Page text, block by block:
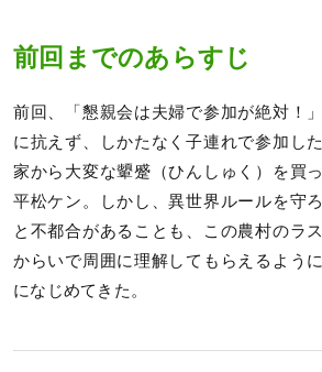
前回までのあらすじ
前回、「懇親会は夫婦で参加が絶対！
に抗えず、しかたなく子連れで参加し
家から大変な顰蹙（ひんしゅく）を買
平松ケン。しかし、異世界ルールを守
と不都合があることも、この農村のラ
からいで周囲に理解してもらえるよう
になじめてきた。